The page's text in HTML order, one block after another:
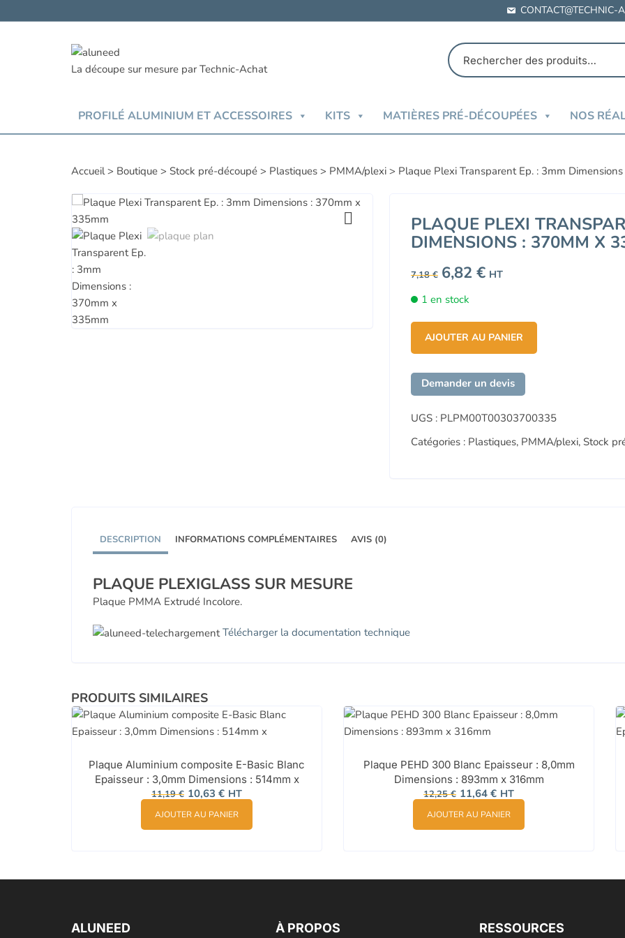
au
CONTACT@TECHNIC-
PROFILÉ ALUMINIUM ET ACCESSOIRES KITS MATIÈRES PRÉ-DÉCOUPÉES NOS
Accueil> Boutique > Stock pré-découpé > Plastiques > PMMA/plexi > Plaque Plexi Transparent Ep. : 3mm
PLAQUE PLEXI
DIMENSIONS : 370MM X
7,18€ Le
prix
était :
6,82 €Le
prix
HT
1 en stock
AJOUTER AU PANIER
Demander un devis
UGS : PLPM00T00303700335
Catégories : Plastiques, PMMA/plexi, Stock
DESCRIPTION INFORMATIONS COMPLÉMENTAIRES AVIS (0)
PLAQUE PLEXIGLASS SUR MESURE
Plaque PMMA Extrudé Incolore.
Télécharger la documentation technique
PRODUITS SIMILAIRES
Plaque Aluminium composite E-Basic Blanc
Epaisseur : 3,0mm Dimensions : 514mm x
11,19€ Le
prix
initial
11,19 €.
10,63 €Le
prix
actuel
10,63 €.
HT
AJOUTER AU PANIER
Plaque PEHD 300 Blanc Epaisseur : 8,0mm
Dimensions : 893mm x 316mm
12,25€ Le
prix
initial
12,25 €.
11,64 €Le
prix
actuel
11,64 €.
HT
AJOUTER AU PANIER
ALUNEED À PROPOS RESSOURCES